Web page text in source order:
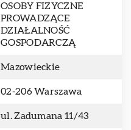
OSOBY FIZYCZNE
PROWADZĄCE
DZIAŁALNOŚĆ
GOSPODARCZĄ
Mazowieckie
02-206 Warszawa
ul. Zadumana 11/43